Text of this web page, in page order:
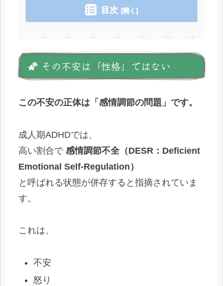
目次
🌠 その不安は「性格」ではない
この不安の正体は「感情調節の問題」です。
成人期ADHDでは、
高い割合で 感情調節不全（DESR：Deficient
Emotional Self-Regulation）
と呼ばれる状態が併存すると指摘されていま
す。
これは、
不安
怒り